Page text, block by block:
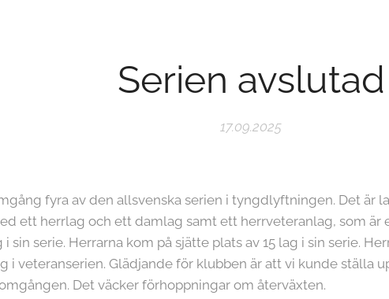
Serien avslutad
17.09.2025
fyra av den allsvenska serien i tyngdlyftningen. Det är
ett herrlag och ett damlag samt ett herrveteranlag, som är
i sin serie. Herrarna kom på sjätte plats av 15 lag i sin serie.
i veteranserien. Glädjande för klubben är att vi kunde ställa
Det väcker förhoppningar om återväxten.